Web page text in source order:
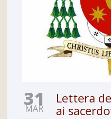
31
MAR
Lettera
ai